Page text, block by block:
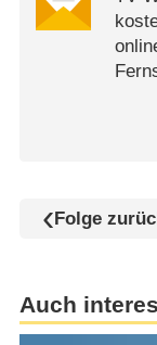
Folge
Auch